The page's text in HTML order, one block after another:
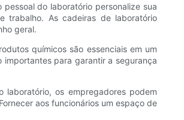
do laboratório personalize sua
trabalho. As cadeiras de laboratório
geral.
químicos são essenciais em um
importantes para garantir a segurança
os empregadores podem
aos funcionários um espaço de